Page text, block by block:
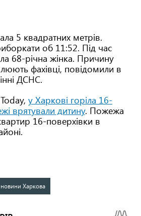
5 квадратних метрів.
об 11:52. Під час
68-річна жінка. Причину
фахівці, повідомили в
ДСНС.
у Харкові горіла 16-
врятували дитину. Пожежа
16-поверхівки в
новини Харкова